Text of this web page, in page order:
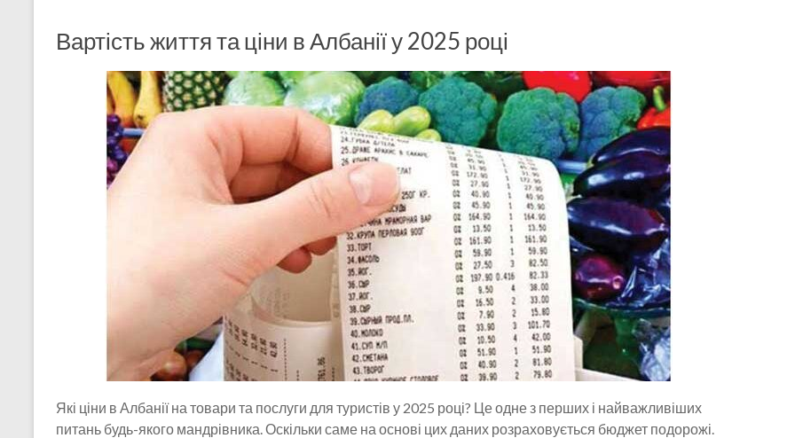
Вартість життя та ціни в Албанії у 2025 році
Які ціни в Албанії на товари та послуги для туристів у 2025 році? Це одне з перших і найважливіших
питань будь-якого мандрівника. Оскільки саме на основі цих даних розраховується бюджет подорожі.